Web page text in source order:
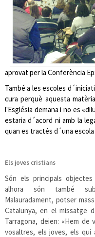
aprovat per la Conferència
També a les escoles
cura perquè aquesta
l'Església demana i no es
estaria d´acord ni amb la
quan es tractés d´una
Els joves cristians
Són els principals
alhora són també
Malauradament, potser
Catalunya, en el missatge
Tarragona, deien: «Hem
vosaltres, els joves, els